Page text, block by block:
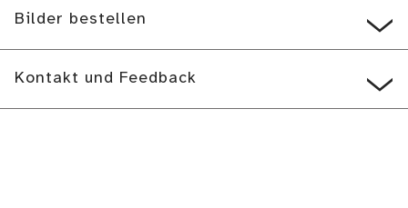
Bilder bestellen
Kontakt und Feedback